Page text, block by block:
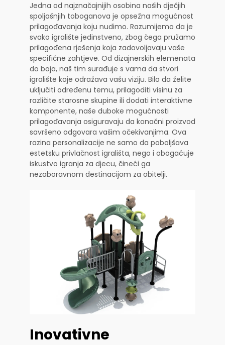
Jedna od najznačajnijih osobina naših dječjih
spoljašnjih toboganova je opsežna mogućnost
prilagođavanja koju nudimo. Razumijemo da je
svako igralište jedinstveno, zbog čega pružamo
prilagođena rješenja koja zadovoljavaju vaše
specifične zahtjeve. Od dizajnerskih elemenata
do boja, naš tim surađuje s vama da stvori
igralište koje odražava vašu viziju. Bilo da želite
uključiti određenu temu, prilagoditi visinu za
različite starosne skupine ili dodati interaktivne
komponente, naše duboke mogućnosti
prilagođavanja osiguravaju da konačni proizvod
savršeno odgovara vašim očekivanjima. Ova
razina personalizacije ne samo da poboljšava
estetsku privlačnost igrališta, nego i obogaćuje
iskustvo igranja za djecu, čineći ga
nezaboravnom destinacijom za obitelji.
Inovativne